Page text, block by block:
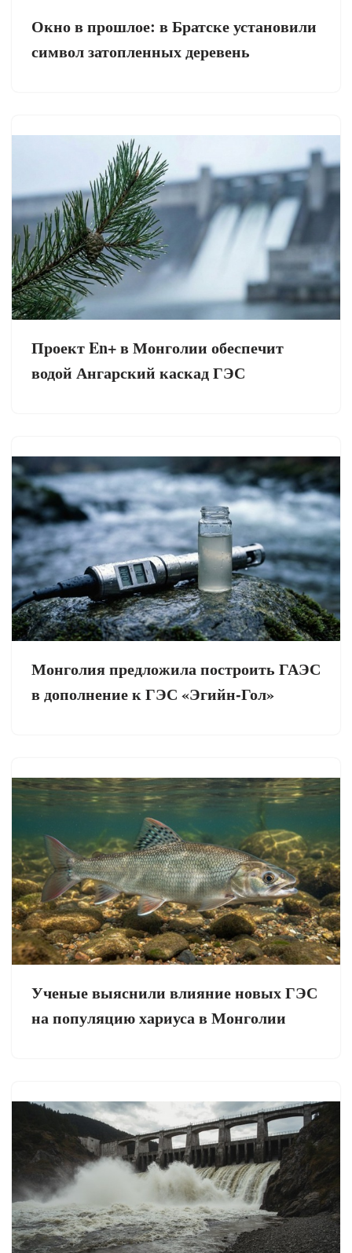
Окно в прошлое: в Братске установили
символ затопленных деревень
Проект En+ в Монголии обеспечит
водой Ангарский каскад ГЭС
Монголия предложила построить ГАЭС
в дополнение к ГЭС «Эгийн-Гол»
Ученые выяснили влияние новых ГЭС
на популяцию хариуса в Монголии